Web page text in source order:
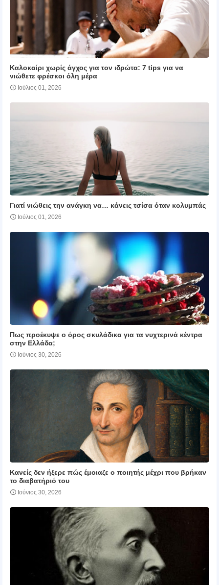
Καλοκαίρι χωρίς άγχος για τον ιδρώτα: 7 tips για να
νιώθετε φρέσκοι όλη μέρα
Ιούλιος 01, 2026
Γιατί νιώθεις την ανάγκη να… κάνεις τσίσα όταν κολυμπάς
Ιούλιος 01, 2026
Πως προέκυψε ο όρος σκυλάδικα για τα νυχτερινά κέντρα
στην Ελλάδα;
Ιούνιος 30, 2026
Κανείς δεν ήξερε πώς έμοιαζε ο ποιητής μέχρι που βρήκαν
το διαβατήριό του
Ιούνιος 30, 2026